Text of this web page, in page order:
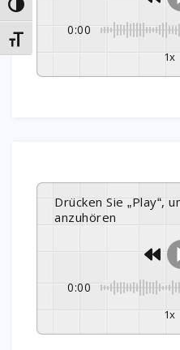
Umschalten auf hohe Kontraste
Schrift vergrößern
0:00
1x
Drücken Sie „Play“, um diesen Inhalt
anzuhören
0:00
1x